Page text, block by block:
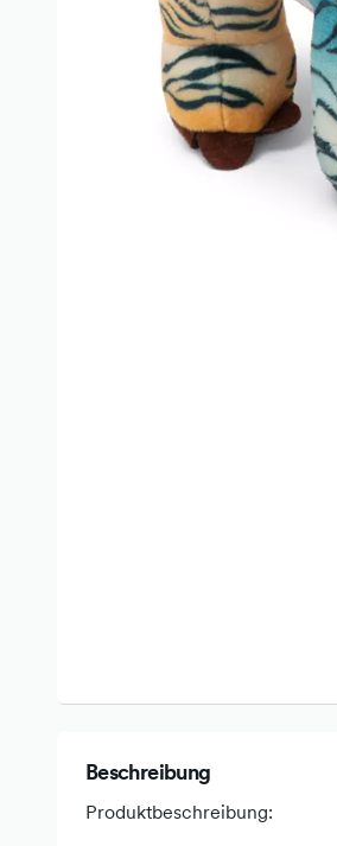
Beschreibung
Produktbeschreibung: